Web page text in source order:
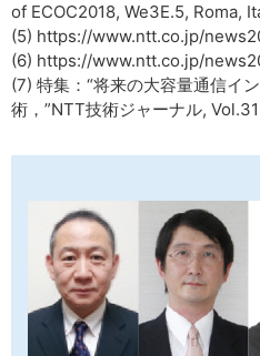
of ECOC2018, We3E.5, Roma,
(5) https://www.ntt.co.jp/
(6) https://www.ntt.co.jp/
(7) 特集：“将来の大容量通信イ
術，”NTT技術ジャーナル,